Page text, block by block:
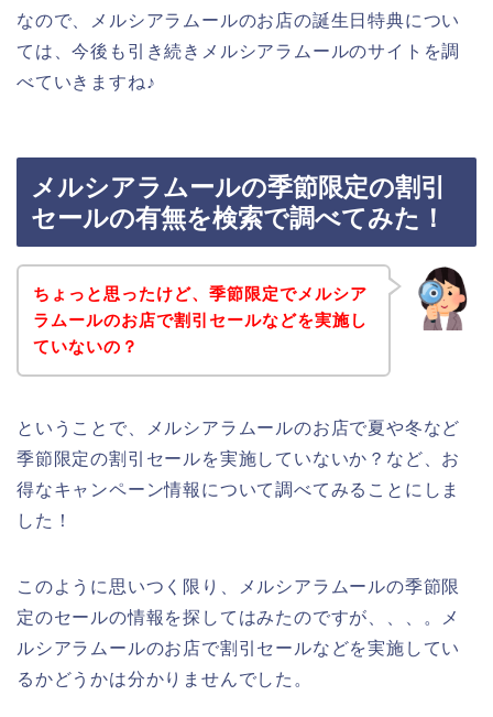
なので、メルシアラムールのお店の誕生日特典につい
ては、今後も引き続きメルシアラムールのサイトを調
べていきますね♪
メルシアラムールの季節限定の割引
セールの有無を検索で調べてみた！
ちょっと思ったけど、季節限定でメルシア
ラムールのお店で割引セールなどを実施し
ていないの？
ということで、メルシアラムールのお店で夏や冬など
季節限定の割引セールを実施していないか？など、お
得なキャンペーン情報について調べてみることにしま
した！
このように思いつく限り、メルシアラムールの季節限
定のセールの情報を探してはみたのですが、、、。メ
ルシアラムールのお店で割引セールなどを実施してい
るかどうかは分かりませんでした。